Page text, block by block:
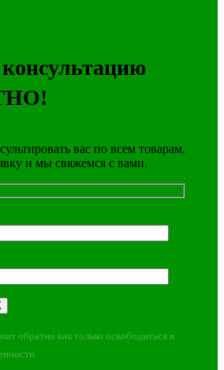
вас по всем товарам.
и мы свяжемся с вами.
обратно как только освободиться в